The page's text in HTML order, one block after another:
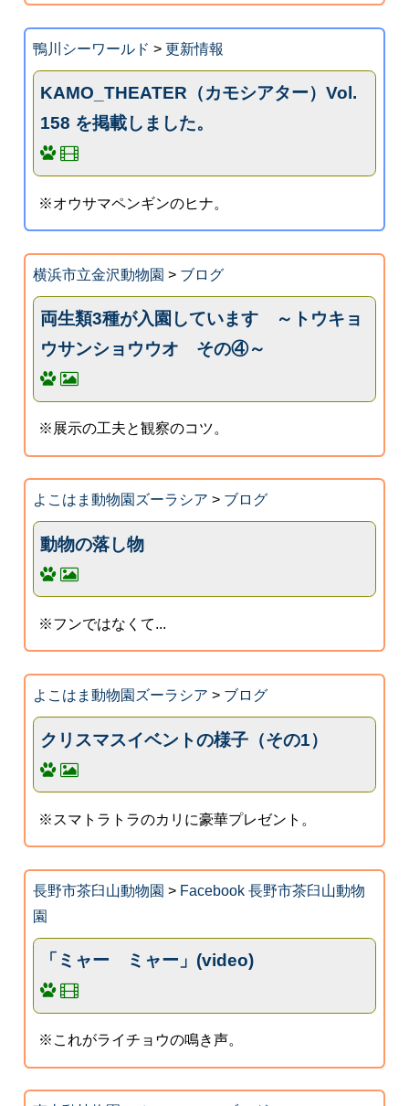
鴨川シーワールド > 更新情報
KAMO_THEATER（カモシアター）Vol.
158 を掲載しました。
※オウサマペンギンのヒナ。
横浜市立金沢動物園 > ブログ
両生類3種が入園しています ～トウキョ
ウサンショウウオ その④～
※展示の工夫と観察のコツ。
よこはま動物園ズーラシア > ブログ
動物の落し物
※フンではなくて...
よこはま動物園ズーラシア > ブログ
クリスマスイベントの様子（その1）
※スマトラトラのカリに豪華プレゼント。
長野市茶臼山動物園 > Facebook 長野市茶臼山動物
園
「ミャー ミャー」(video)
※これがライチョウの鳴き声。